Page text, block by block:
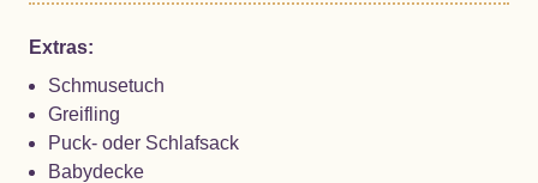
Extras:
Schmusetuch
Greifling
Puck- oder Schlafsack
Babydecke